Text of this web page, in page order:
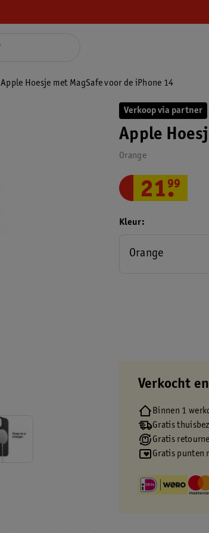
Apple Hoesje met MagSafe voor de iPhone 14
Verkoop via partner
Apple
Orange
21.
99
Kleur
Orange
Verkocht
Binnen 1
Gratis
Gratis
Gratis punten